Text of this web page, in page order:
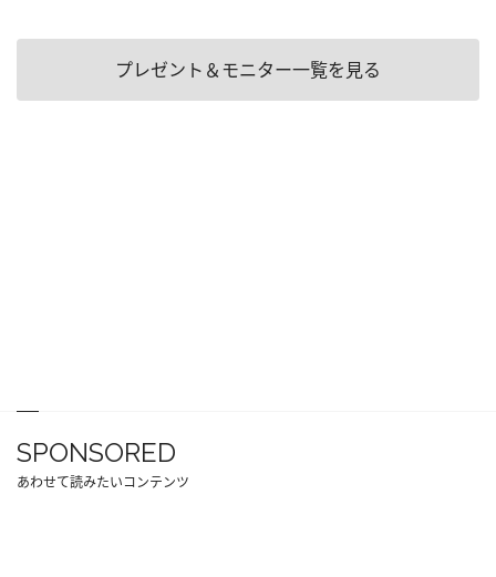
プレゼント＆モニター一覧を見る
SPONSORED
あわせて読みたいコンテンツ